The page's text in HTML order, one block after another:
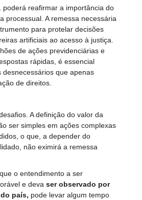
poderá reafirmar a importância do
processual. A remessa necessária
para protelar decisões
artificiais ao acesso à justiça.
de ações previdenciárias e
rápidas, é essencial
desnecessários que apenas
de direitos.
A definição do valor da
ser simples em ações complexas
o que, a depender do
não eximirá a remessa
o entendimento a ser
e deva ser observado por
país, pode levar algum tempo